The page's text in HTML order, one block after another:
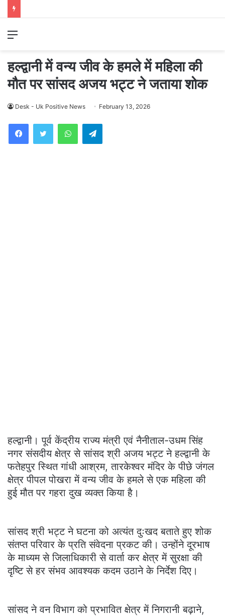
Menu
हल्द्वानी में वन्य जीव के हमले में महिला की
मौत पर सांसद अजय भट्ट ने जताया शोक
Desk - Uk Positive News February 13, 2026
WhatsAppTelegram
हल्द्वानी। पूर्व केंद्रीय राज्य मंत्री एवं नैनीताल-उधम सिंह
नगर संसदीय क्षेत्र से सांसद श्री अजय भट्ट ने हल्द्वानी के
फतेहपुर स्थित गांधी आश्रम, तारकेश्वर मंदिर के पीछे जंगल
क्षेत्र पीपल पोखरा में वन्य जीव के हमले से एक महिला की
हुई मौत पर गहरा दुख व्यक्त किया है।
सांसद श्री भट्ट ने घटना को अत्यंत दुःखद बताते हुए शोक
संतप्त परिवार के प्रति संवेदना प्रकट की। उन्होंने दूरभाष
के माध्यम से जिलाधिकारी से वार्ता कर क्षेत्र में सुरक्षा की
दृष्टि से हर संभव आवश्यक कदम उठाने के निर्देश दिए।
सांसद ने वन विभाग को प्रभावित क्षेत्र में निगरानी बढ़ाने,